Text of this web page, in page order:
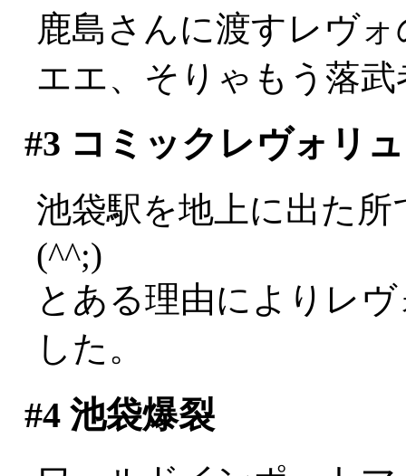
鹿島さんに渡すレヴ
エエ、そりゃもう落
#3 コミックレヴォリ
池袋駅を地上に出た
(^^;)
とある理由によりレ
した。
#4池袋爆裂